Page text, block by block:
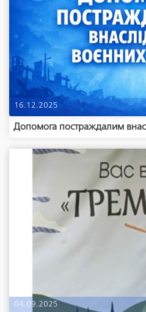
16.12.2025
Допомога постраждалим
04.09.2025